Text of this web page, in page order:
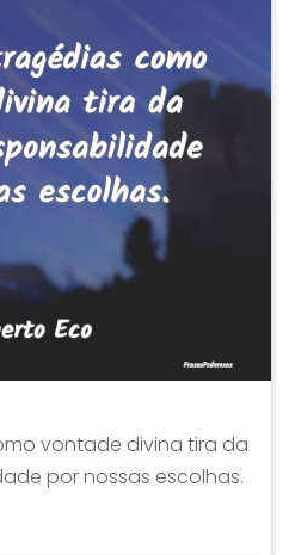
vontade divina tira da
por nossas escolhas.